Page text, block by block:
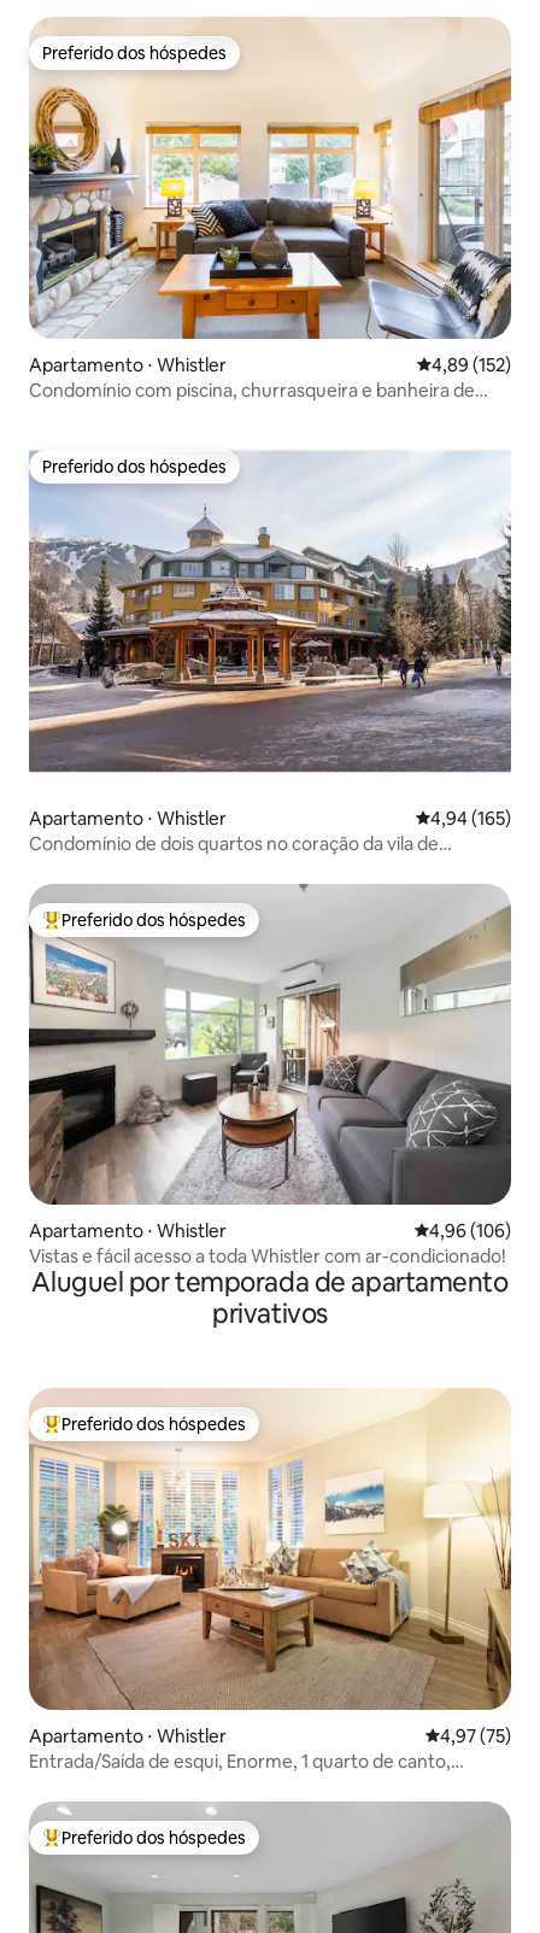
Preferido dos hóspedes
Preferido dos hóspedes
Apartamento ⋅ Whistler 4,89 de uma
4,89 (152)
Condomínio com piscina, churrasqueira e banheira de
Preferido dos hóspedes
Preferido dos hóspedes
Apartamento ⋅ Whistler 4,94 de uma
4,94 (165)
Condomínio de dois quartos no coração da vila de
Entre os melhores preferidos dos hóspedes
Preferido dos hóspedes
Apartamento ⋅ Whistler 4,96 de uma
4,96 (106)
Vistas e fácil acesso a toda Whistler com ar-condicionado!
Aluguel por temporada de apartamento
privativos
Entre os melhores preferidos dos hóspedes
Preferido dos hóspedes
Apartamento ⋅ Whistler 4,97 de uma
4,97 (75)
Entrada/Saída de esqui, Enorme, 1 quarto de canto,
Entre os melhores preferidos dos hóspedes
Preferido dos hóspedes